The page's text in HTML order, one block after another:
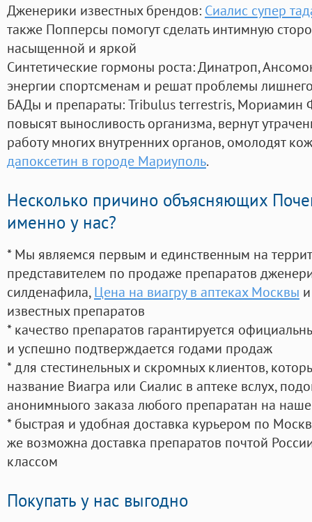
Дженерики известных брендов: Сиалис супер
также Попперсы помогут сделать интимную
насыщенной и яркой
Синтетические гормоны роста: Динатроп,
энергии спортсменам и решат проблемы
БАДы и препараты:Tribulus terrestris, Мориамин
повысят выносливость организма, вернут
работу многих внутренних органов, омолодят
дапоксетин в городе Мариуполь.
Несколько причино объясняющих
именно у нас?
* Мы являемся первым и единственным на
представителем по продаже препаратов
силденафила, Цена на виагру в аптеках Москвы
известных препаратов
* качество препаратов гарантируется
и успешно подтверждается годами продаж
* для стестинельных и скромных клиентов,
название Виагра или Сиалис в аптеке вслух,
анонимныого заказа любого препаратан на
* быстрая и удобная доставка курьером по
же возможна доставка препаратов почтой
классом
Покупать у нас выгодно